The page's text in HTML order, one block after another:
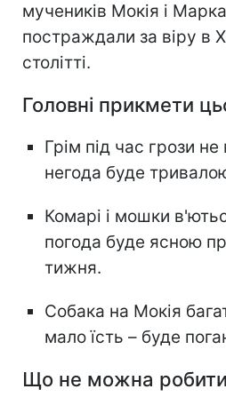
мучеників Мокія і
постраждали за віру в
столітті.
Головні прикмети
Грім під час грози
негода буде
Комарі і мошки
погода буде ясною
тижня.
Собака на Мокія
мало їсть – буде
Що не можна